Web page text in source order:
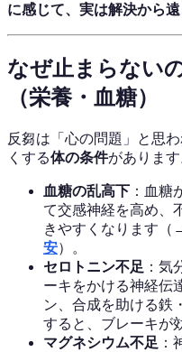
に感じて、実は解決から
なぜ止まらな
（栄養・血糖）
反芻は「心の問題」と思
くする体の条件があります
血糖の乱高下 ：血糖
て交感神経を高め、
きやすくなります（
安）。
セロトニン不足 ：気
ーキをかける神経伝
ン、合成を助ける鉄
すると、ブレーキが
マグネシウム不足 ：